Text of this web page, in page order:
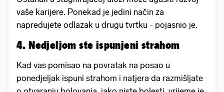
vaše karijere. Ponekad je jedini način za
napredujete odlazak u drugu tvrtku - pojasnio je.
4. Nedjeljom ste ispunjeni strahom
Kad vas pomisao na povratak na posao u
ponedjeljak ispuni strahom i natjera da razmišljate